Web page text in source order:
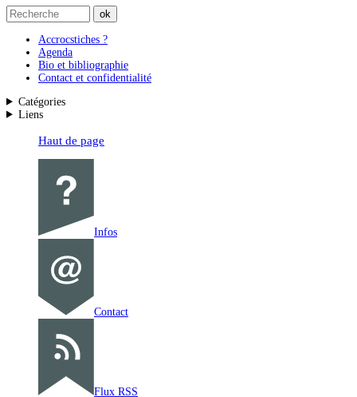
Accrocstiches ?
Agenda
Bio et bibliographie
Contact et confidentialité
Catégories
Liens
Haut de page
Infos
Contact
Flux RSS